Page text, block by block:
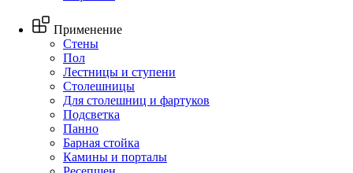
Применение
Стены
Пол
Лестницы и ступени
Столешницы
Для столешниц и фартуков
Подсветка
Панно
Барная стойка
Камины и порталы